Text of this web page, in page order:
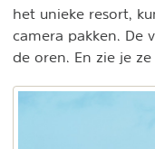
het unieke resort,
camera pakken. De
de oren. En zie je